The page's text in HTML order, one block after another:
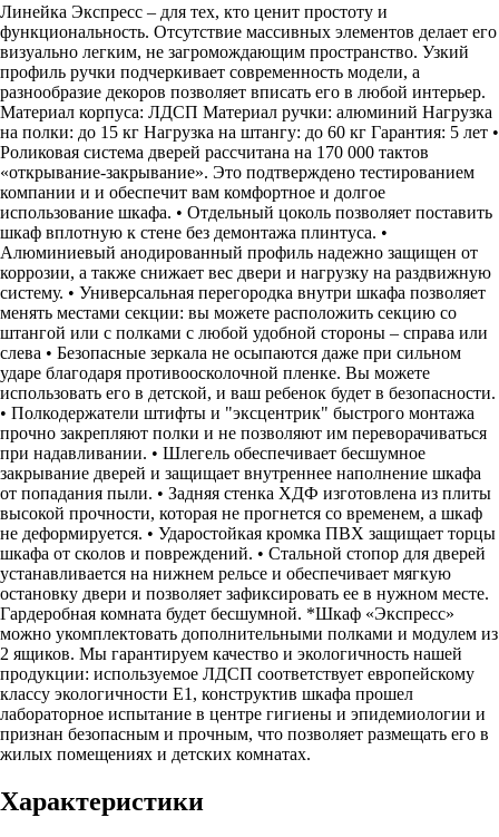
Линейка Экспресс – для тех, кто ценит простоту и
функциональность. Отсутствие массивных элементов делает его
визуально легким, не загромождающим пространство. Узкий
профиль ручки подчеркивает современность модели, а
разнообразие декоров позволяет вписать его в любой интерьер.
Материал корпуса: ЛДСП Материал ручки: алюминий Нагрузка
на полки: до 15 кг Нагрузка на штангу: до 60 кг Гарантия: 5 лет •
Роликовая система дверей рассчитана на 170 000 тактов
«открывание-закрывание». Это подтверждено тестированием
компании и и обеспечит вам комфортное и долгое
использование шкафа. • Отдельный цоколь позволяет поставить
шкаф вплотную к стене без демонтажа плинтуса. •
Алюминиевый анодированный профиль надежно защищен от
коррозии, а также снижает вес двери и нагрузку на раздвижную
систему. • Универсальная перегородка внутри шкафа позволяет
менять местами секции: вы можете расположить секцию со
штангой или с полками с любой удобной стороны – справа или
слева • Безопасные зеркала не осыпаются даже при сильном
ударе благодаря противоосколочной пленке. Вы можете
использовать его в детской, и ваш ребенок будет в безопасности.
• Полкодержатели штифты и "эксцентрик" быстрого монтажа
прочно закрепляют полки и не позволяют им переворачиваться
при надавливании. • Шлегель обеспечивает бесшумное
закрывание дверей и защищает внутреннее наполнение шкафа
от попадания пыли. • Задняя стенка ХДФ изготовлена из плиты
высокой прочности, которая не прогнется со временем, а шкаф
не деформируется. • Ударостойкая кромка ПВХ защищает торцы
шкафа от сколов и повреждений. • Стальной стопор для дверей
устанавливается на нижнем рельсе и обеспечивает мягкую
остановку двери и позволяет зафиксировать ее в нужном месте.
Гардеробная комната будет бесшумной. *Шкаф «Экспресс»
можно укомплектовать дополнительными полками и модулем из
2 ящиков. Мы гарантируем качество и экологичность нашей
продукции: используемое ЛДСП соответствует европейскому
классу экологичности Е1, конструктив шкафа прошел
лабораторное испытание в центре гигиены и эпидемиологии и
признан безопасным и прочным, что позволяет размещать его в
жилых помещениях и детских комнатах.
Характеристики